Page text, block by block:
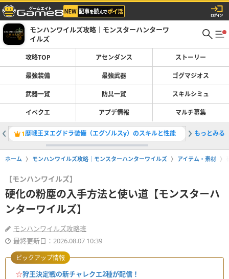
モンハンワイルズ攻略｜モンスターハンターワ
イルズ
攻略TOP アセンダンス ストーリー
最強装備 最強武器 ゴグマジオス
武器一覧 防具一覧 スキルシミュ
イベクエ アプデ情報 マルチ募集
1歴戦王ヌエグドラ装備（エグゾルスγ）のスキルと性能 2双剣の
もっとみる
ホーム モンハンワイルズ攻略｜モンスターハンターワイルズ アイテム・素材
【モンハンワイルズ】
硬化の粉塵の入手方法と使い道【モンスターハ
ンターワイルズ】
モンハンワイルズ攻略班
最終更新日：2026.08.07 10:39
☆狩王決定戦の新チャレクエ2種が配信！
ピックアップ情報